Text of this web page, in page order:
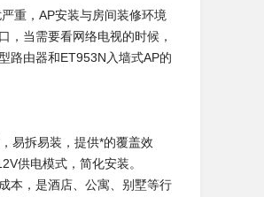
重，AP安装与房间装修环境
，当需要看网络电视的时候，
路由器和ET953N入墙式AP的
易拆易装，提供*的覆盖效
供电模式，简化安装。
本，是酒店、公寓、别墅等行